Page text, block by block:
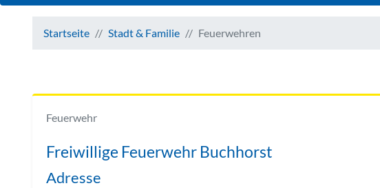
Startseite Stadt & Familie Feuerwehren
Feuerwehr
Freiwillige Feuerwehr Buchhorst
Adresse